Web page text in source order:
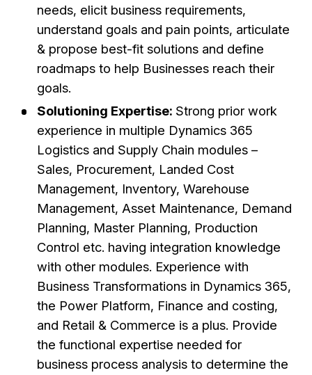
needs, elicit business requirements,
understand goals and pain points, articulate
& propose best-fit solutions and define
roadmaps to help Businesses reach their
goals.
Solutioning Expertise: Strong prior work
experience in multiple Dynamics 365
Logistics and Supply Chain modules –
Sales, Procurement, Landed Cost
Management, Inventory, Warehouse
Management, Asset Maintenance, Demand
Planning, Master Planning, Production
Control etc. having integration knowledge
with other modules. Experience with
Business Transformations in Dynamics 365,
the Power Platform, Finance and costing,
and Retail & Commerce is a plus. Provide
the functional expertise needed for
business process analysis to determine the